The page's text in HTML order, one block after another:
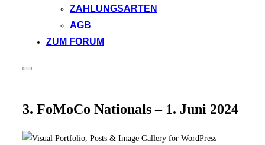
ZAHLUNGSARTEN
AGB
ZUM FORUM
Seitenleiste
3. FoMoCo Nationals – 1. Juni 2024